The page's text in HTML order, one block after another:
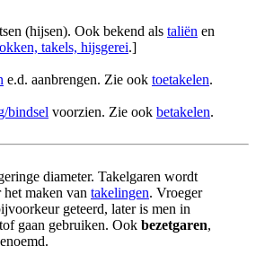
(hijsen). Ook bekend als taliën en
takels, hijsgerei.]
e.d. aanbrengen. Zie ook toetakelen.
bindsel voorzien. Zie ook betakelen.
diameter. Takelgaren wordt
maken van takelingen. Vroeger
geteerd, later is men in
gaan gebruiken. Ook bezetgaren,